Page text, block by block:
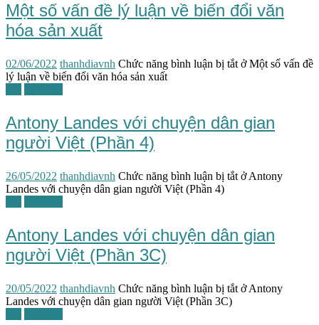
Một số vấn đề lý luận về biến đổi văn
hóa sản xuất
02/06/2022 thanhdiavnh Chức năng bình luận bị tắt ở Một số vấn đề
lý luận về biến đổi văn hóa sản xuất
Antony Landes với chuyện dân gian
người Việt (Phần 4)
26/05/2022 thanhdiavnh Chức năng bình luận bị tắt ở Antony
Landes với chuyện dân gian người Việt (Phần 4)
Antony Landes với chuyện dân gian
người Việt (Phần 3C)
20/05/2022 thanhdiavnh Chức năng bình luận bị tắt ở Antony
Landes với chuyện dân gian người Việt (Phần 3C)